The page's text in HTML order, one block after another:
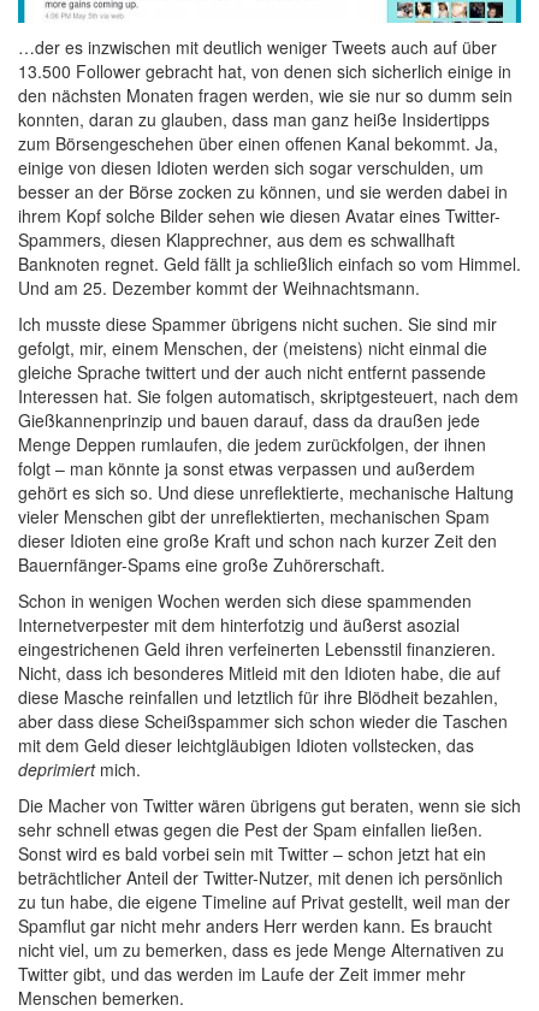
…der es inzwischen mit deutlich weniger Tweets auch auf über
13.500 Follower gebracht hat, von denen sich sicherlich einige in
den nächsten Monaten fragen werden, wie sie nur so dumm sein
konnten, daran zu glauben, dass man ganz heiße Insidertipps
zum Börsengeschehen über einen offenen Kanal bekommt. Ja,
einige von diesen Idioten werden sich sogar verschulden, um
besser an der Börse zocken zu können, und sie werden dabei in
ihrem Kopf solche Bilder sehen wie diesen Avatar eines Twitter-
Spammers, diesen Klapprechner, aus dem es schwallhaft
Banknoten regnet. Geld fällt ja schließlich einfach so vom Himmel.
Und am 25. Dezember kommt der Weihnachtsmann.
Ich musste diese Spammer übrigens nicht suchen. Sie sind mir
gefolgt, mir, einem Menschen, der (meistens) nicht einmal die
gleiche Sprache twittert und der auch nicht entfernt passende
Interessen hat. Sie folgen automatisch, skriptgesteuert, nach dem
Gießkannenprinzip und bauen darauf, dass da draußen jede
Menge Deppen rumlaufen, die jedem zurückfolgen, der ihnen
folgt – man könnte ja sonst etwas verpassen und außerdem
gehört es sich so. Und diese unreflektierte, mechanische Haltung
vieler Menschen gibt der unreflektierten, mechanischen Spam
dieser Idioten eine große Kraft und schon nach kurzer Zeit den
Bauernfänger-Spams eine große Zuhörerschaft.
Schon in wenigen Wochen werden sich diese spammenden
Internetverpester mit dem hinterfotzig und äußerst asozial
eingestrichenen Geld ihren verfeinerten Lebensstil finanzieren.
Nicht, dass ich besonderes Mitleid mit den Idioten habe, die auf
diese Masche reinfallen und letztlich für ihre Blödheit bezahlen,
aber dass diese Scheißspammer sich schon wieder die Taschen
mit dem Geld dieser leichtgläubigen Idioten vollstecken, das
deprimiertmich.
Die Macher von Twitter wären übrigens gut beraten, wenn sie sich
sehr schnell etwas gegen die Pest der Spam einfallen ließen.
Sonst wird es bald vorbei sein mit Twitter – schon jetzt hat ein
beträchtlicher Anteil der Twitter-Nutzer, mit denen ich persönlich
zu tun habe, die eigene Timeline auf Privat gestellt, weil man der
Spamflut gar nicht mehr anders Herr werden kann. Es braucht
nicht viel, um zu bemerken, dass es jede Menge Alternativen zu
Twitter gibt, und das werden im Laufe der Zeit immer mehr
Menschen bemerken.